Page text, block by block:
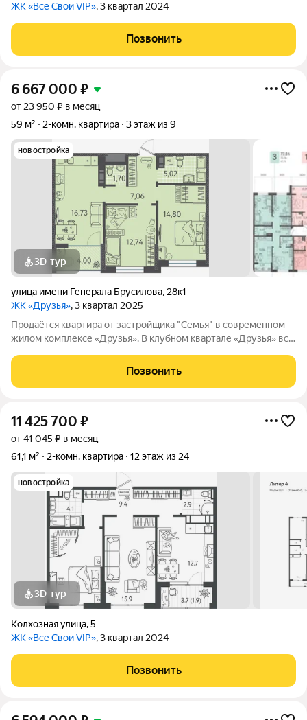
ЖК «Все Свои VIP», 3 квартал 2024
Позвонить
6 667 000 ₽
от 23 950 ₽ в месяц
59 м²
2-комн. квартира 3 этаж из 9
новостройка
3D-тур
улица имени Генерала Брусилова, 28к1
ЖК «Друзья», 3 квартал 2025
Продаётся квартира от застройщика "Семья" в современном
жилом комплексе «Друзья». В клубном квартале «Друзья» все
Бесплатные игровая комната для детей и коворкинг для
Позвонить
11 425 700 ₽
от 41 045 ₽ в месяц
61,1 м²
2-комн. квартира 12 этаж из 24
новостройка
3D-тур
Колхозная улица,5
ЖК «Все Свои VIP», 3 квартал 2024
Позвонить